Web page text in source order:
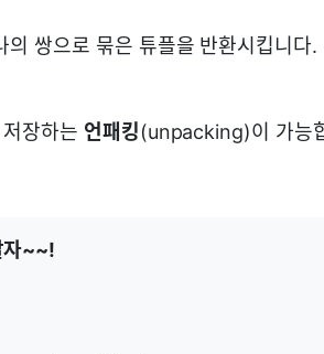
쌍으로 묶은 튜플을 반환시킵니다.
장하는 언패킹(unpacking)이 가능
자~~!